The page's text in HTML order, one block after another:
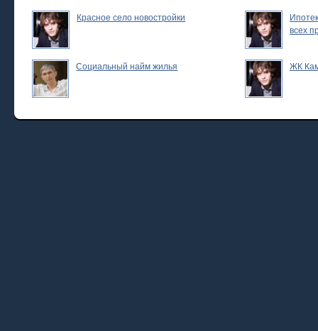
Красное село новостройки
всех
Социальный найм жилья ЖК